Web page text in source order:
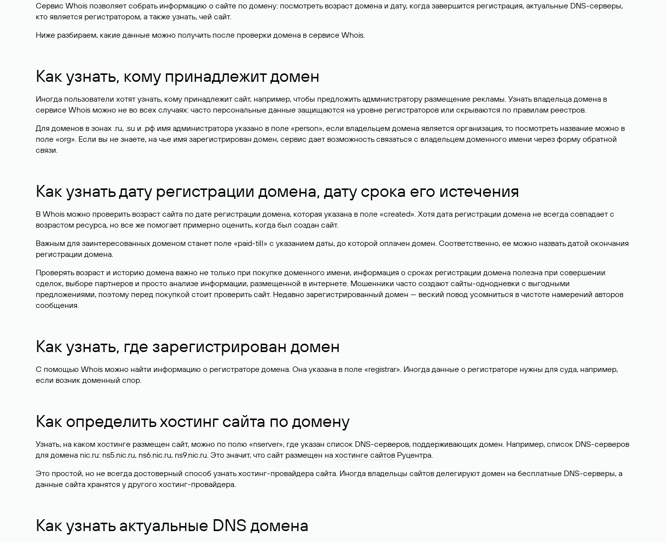
Сервис Whois позволяет собрать информацию о сайте по домену: посмотреть возраст домена и дату, когда завершится регистрация, актуальные DNS-серверы,
кто является регистратором, а также узнать, чей сайт.
Ниже разбираем, какие данные можно получить после проверки домена в сервисе Whois.
Как узнать, кому принадлежит домен
Иногда пользователи хотят узнать, кому принадлежит сайт, например, чтобы предложить администратору размещение рекламы. Узнать владельца домена в
сервисе Whois можно не во всех случаях: часто персональные данные защищаются на уровне регистраторов или скрываются по правилам реестров.
Для доменов в зонах .ru, .su и .рф имя администратора указано в поле «person», если владельцем домена является организация, то посмотреть название можно в
поле «org». Если вы не знаете, на чье имя зарегистрирован домен, сервис дает возможность связаться с владельцем доменного имени через форму обратной
связи.
Как узнать дату регистрации домена, дату срока его истечения
В Whois можно проверить возраст сайта по дате регистрации домена, которая указана в поле «created». Хотя дата регистрации домена не всегда совпадает с
возрастом ресурса, но все же помогает примерно оценить, когда был создан сайт.
Важным для заинтересованных доменом станет поле «paid-till» с указанием даты, до которой оплачен домен. Соответственно, ее можно назвать датой окончания
регистрации домена.
Проверять возраст и историю домена важно не только при покупке доменного имени, информация о сроках регистрации домена полезна при совершении
сделок, выборе партнеров и просто анализе информации, размещенной в интернете. Мошенники часто создают сайты-однодневки с выгодными
предложениями, поэтому перед покупкой стоит проверить сайт. Недавно зарегистрированный домен — веский повод усомниться в чистоте намерений авторов
сообщения.
Как узнать, где зарегистрирован домен
С помощью Whois можно найти информацию о регистраторе домена. Она указана в поле «registrar». Иногда данные о регистраторе нужны для суда, например,
если возник доменный спор.
Как определить хостинг сайта по домену
Узнать, на каком хостинге размещен сайт, можно по полю «nserver», где указан список DNS-серверов, поддерживающих домен. Например, список DNS-серверов
для домена nic.ru: ns5.nic.ru, ns6.nic.ru, ns9.nic.ru. Это значит, что сайт размещен на хостинге сайтов Руцентра.
Это простой, но не всегда достоверный способ узнать хостинг-провайдера сайта. Иногда владельцы сайтов делегируют домен на бесплатные DNS-серверы, а
данные сайта хранятся у другого хостинг-провайдера.
Как узнать актуальные DNS домена